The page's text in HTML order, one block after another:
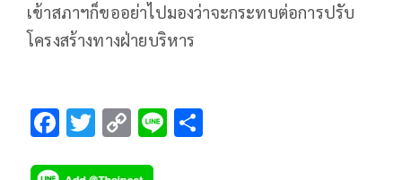
เข้าสภาฯก็ขออย่าไปมองว่าจะกระทบต่อการปรับ
โครงสร้างทางฝ่ายบริหาร
F T C Li